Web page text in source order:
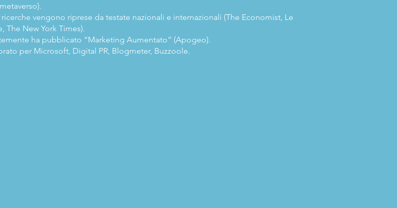
ricerche vengono riprese da testate nazionali e internazionali (The Economist, Le
The New York Times).
ha pubblicato “Marketing Aumentato” (Apogeo).
per Microsoft, Digital PR, Blogmeter, Buzzoole.